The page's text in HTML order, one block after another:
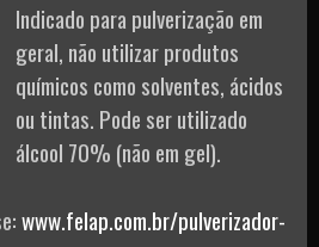
Indicado para pulverização em
geral, não utilizar produtos
químicos como solventes, ácidos
ou tintas. Pode ser utilizado
álcool 70% (não em gel).
www.felap.com.br/pulverizador-